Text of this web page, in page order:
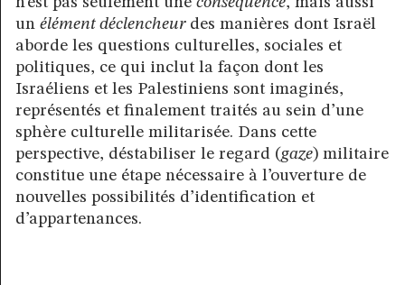
un élément déclencheurdes manières dont Israël
aborde les questions culturelles, sociales et
politiques, ce qui inclut la façon dont les
Israéliens et les Palestiniens sont imaginés,
représentés et finalement traités au sein d’une
sphère culturelle militarisée. Dans cette
perspective, déstabiliser le regard (gaze) militaire
constitue une étape nécessaire à l’ouverture de
nouvelles possibilités d’identification et
d’appartenances.